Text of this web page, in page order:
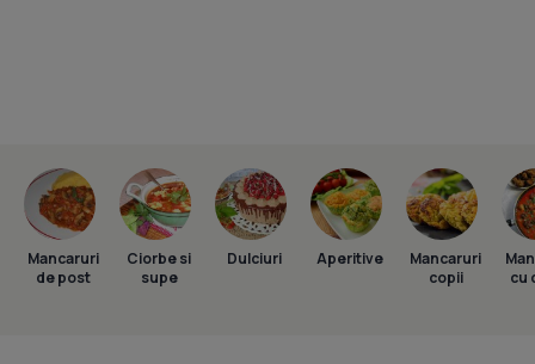
Mancaruri
de post
Ciorbe si
supe
Dulciuri Aperitive
Mancaruri
copii
cu